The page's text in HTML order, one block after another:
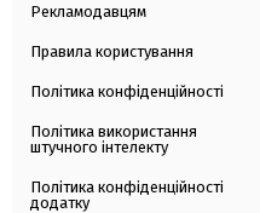
Рекламодавцям
Правила користування
Політика конфіденційності
Політика використання
штучного інтелекту
Політика конфіденційності
додатку